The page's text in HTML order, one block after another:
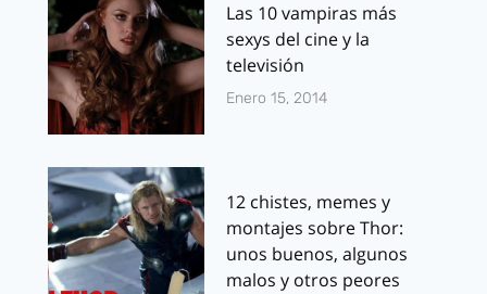
Las 10 vampiras más
sexys del cine y la
televisión
Enero 15, 2014
12 chistes, memes y
montajes sobre Thor:
unos buenos, algunos
malos y otros peores